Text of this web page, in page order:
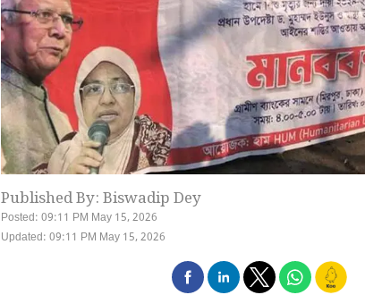
Published By: Biswadip Dey
Posted: 09:11 PM May 15, 2026
Updated: 09:11 PM May 15, 2026